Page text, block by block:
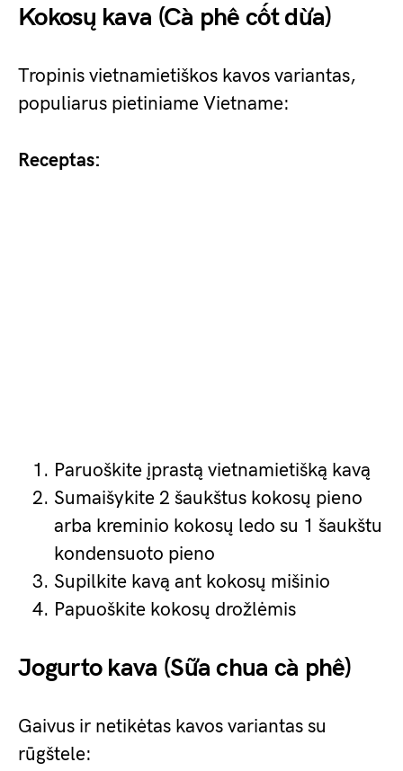
Kokosų kava (Cà phê cốt dừa)
Tropinis vietnamietiškos kavos variantas,
populiarus pietiniame Vietname:
Receptas:
Paruoškite įprastą vietnamietišką kavą
Sumaišykite 2 šaukštus kokosų pieno
arba kreminio kokosų ledo su 1 šaukštu
kondensuoto pieno
Supilkite kavą ant kokosų mišinio
Papuoškite kokosų drožlėmis
Jogurto kava (Sữa chua cà phê)
Gaivus ir netikėtas kavos variantas su
rūgštele: